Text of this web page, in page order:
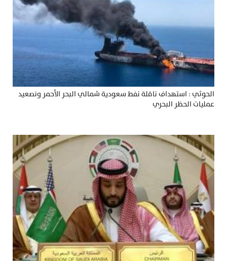
الحوثي : استهداف ناقلة نفط سعودية شمالي البحر الأحمر وتصعيد
عمليات الحظر البحري